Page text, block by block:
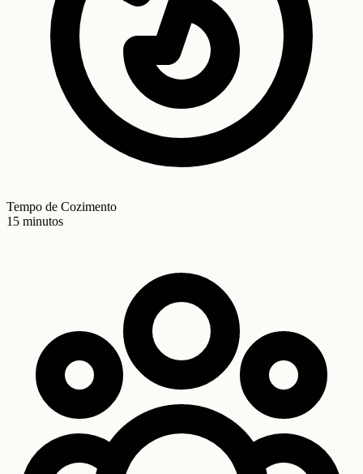
Tempo de Cozimento
15 minutos